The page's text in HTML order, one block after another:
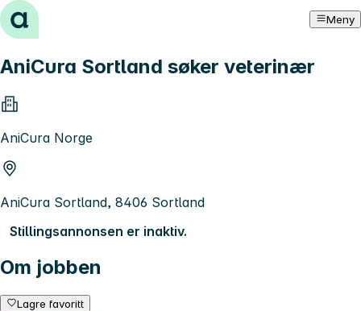
Hopp til innhold Meny
AniCura Sortland søker veterinær
AniCura Norge
AniCura Sortland, 8406 Sortland
Stillingsannonsen er inaktiv.
Om jobben
Lagre favoritt